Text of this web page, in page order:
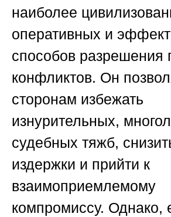
наиболее
оперативных и
способов разрешения
конфликтов. Он
сторонам избежать
изнурительных,
судебных тяжб,
издержки и прийти к
взаимоприемлемому
компромиссу. Однако,